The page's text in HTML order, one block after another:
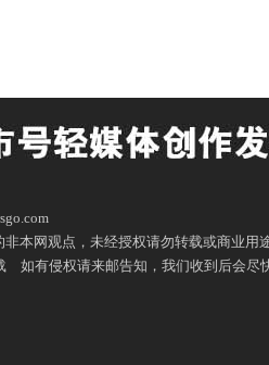
本网观点，未经授权请勿转载或商业用途
如有侵权请来邮告知，我们收到后会尽